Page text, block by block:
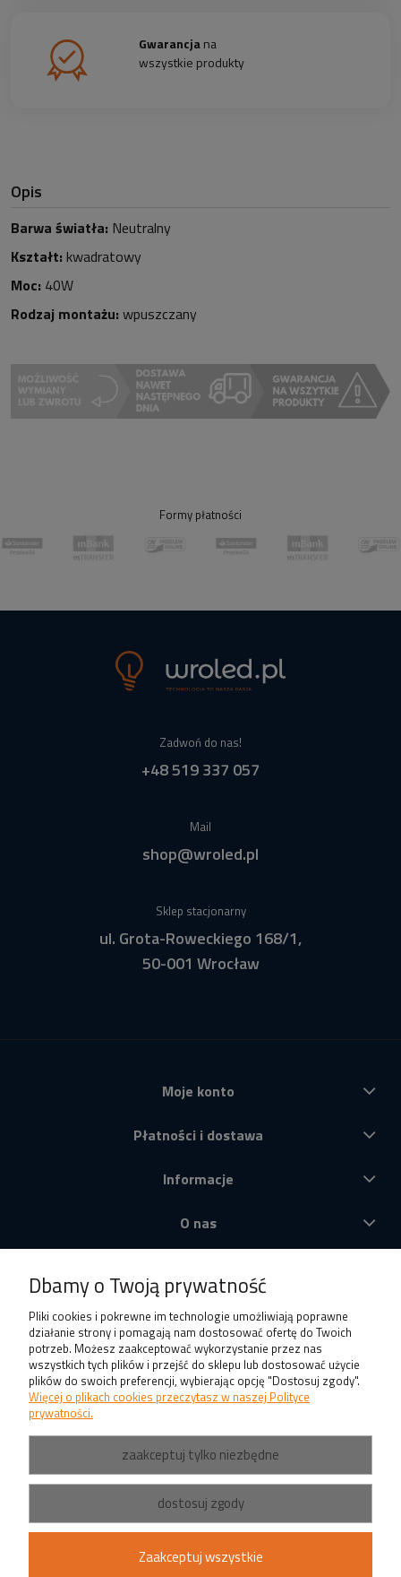
Gwarancjana
wszystkie produkty
Opis
Barwa światła: Neutralny
Kształt: kwadratowy
Moc: 40W
Rodzaj montażu: wpuszczany
Formy płatności
Zadwoń do nas!
+48 519 337 057
Mail
shop@wroled.pl
Sklep stacjonarny
ul. Grota-Roweckiego 168/1,
50-001 Wrocław
Moje konto
Płatności i dostawa
Informacje
O nas
Dbamy o Twoją prywatność
Pliki cookies i pokrewne im technologie umożliwiają poprawne
działanie strony i pomagają nam dostosować ofertę do Twoich
potrzeb. Możesz zaakceptować wykorzystanie przez nas
wszystkich tych plików i przejść do sklepu lub dostosować użycie
plików do swoich preferencji, wybierając opcję "Dostosuj zgody".
Więcej o plikach cookies przeczytasz w naszej Polityce
prywatności.
zaakceptuj tylko niezbędne
dostosuj zgody
Zaakceptuj wszystkie